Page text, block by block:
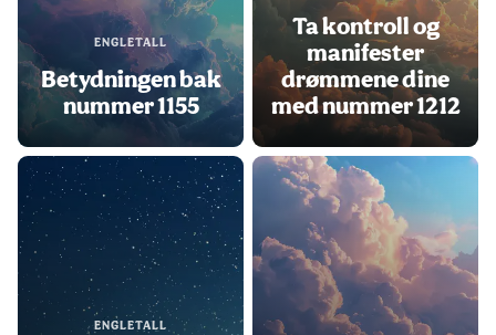
ENGLETALL
Betydningen bak
nummer 1155
Ta kontroll og
manifester
drømmene dine
med nummer 1212
ENGLETALL